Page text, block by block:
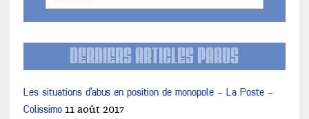
DERNIERS ARTICLES PARUS
Les situations d’abus en position de monopole – La Poste –
Colissimo 11 août 2017